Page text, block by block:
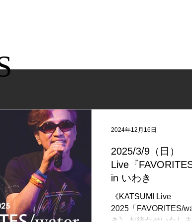
2025/3/9（日）
Live『
in いわき
《KATSUMI Live
2025「FAVORITES/
き》 お待たせいたし
2024年12月16日